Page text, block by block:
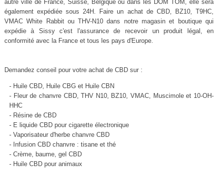
autre ville de France, Suisse, Belgique ou dans les DOM TOM, elle sera
également expédiée sous 24H. Faire un achat de CBD, BZ10, T9HC,
VMAC White Rabbit ou THV-N10 dans notre magasin et boutique qui
expédie à Sissy c'est l'assurance de recevoir un produit légal, en
conformité avec la France et tous les pays d'Europe.
Demandez conseil pour votre achat de CBD sur :
- Huile CBD, Huile CBG et Huile CBN
- Fleur de chanvre CBD, THV N10, BZ10, VMAC, Muscimole et 10-OH-
HHC
- Résine de CBD
- E liquide CBD pour cigarette électronique
- Vaporisateur d'herbe chanvre CBD
- Infusion CBD chanvre : tisane et thé
- Crème, baume, gel CBD
- Huile CBD pour animaux